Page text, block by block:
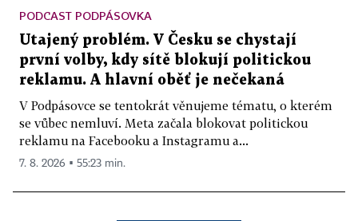
PODCAST PODPÁSOVKA
Utajený problém. V Česku se chystají
první volby, kdy sítě blokují politickou
reklamu. A hlavní oběť je nečekaná
V Podpásovce se tentokrát věnujeme tématu, o kterém
se vůbec nemluví. Meta začala blokovat politickou
reklamu na Facebooku a Instagramu a...
7. 8. 2026 ▪ 55:23 min.